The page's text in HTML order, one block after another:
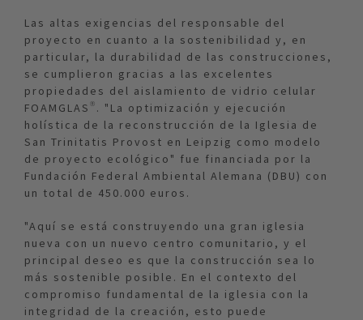
Las altas exigencias del responsable del
proyecto en cuanto a la sostenibilidad y, en
particular, la durabilidad de las construcciones,
se cumplieron gracias a las excelentes
propiedades del aislamiento de vidrio celular
FOAMGLAS®. "La optimización y ejecución
holística de la reconstrucción de la Iglesia de
San Trinitatis Provost en Leipzig como modelo
de proyecto ecológico" fue financiada por la
Fundación Federal Ambiental Alemana (DBU) con
un total de 450.000 euros.
"Aquí se está construyendo una gran iglesia
nueva con un nuevo centro comunitario, y el
principal deseo es que la construcción sea lo
más sostenible posible. En el contexto del
compromiso fundamental de la iglesia con la
integridad de la creación, esto puede